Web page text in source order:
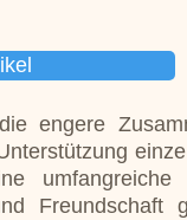
engere
umfangreiche
Freundschaft